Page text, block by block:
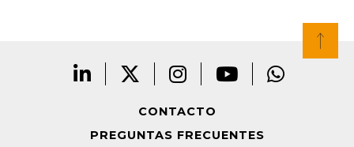
CONTACTO
PREGUNTAS FRECUENTES